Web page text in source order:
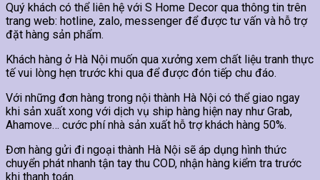
Quý khách có thể liên hệ với S Home Decor qua thông tin trên
trang web: hotline, zalo, messenger để được tư vấn và hỗ trợ
đặt hàng sản phẩm.
Khách hàng ở Hà Nội muốn qua xưởng xem chất liệu tranh thực
tế vui lòng hẹn trước khi qua để được đón tiếp chu đáo.
Với những đơn hàng trong nội thành Hà Nội có thể giao ngay
khi sản xuất xong với dịch vụ ship hàng hiện nay như Grab,
Ahamove… cước phí nhà sản xuất hỗ trợ khách hàng 50%.
Đơn hàng gửi đi ngoại thành Hà Nội sẽ áp dụng hình thức
chuyển phát nhanh tận tay thu COD, nhận hàng kiểm tra trước
khi thanh toán.